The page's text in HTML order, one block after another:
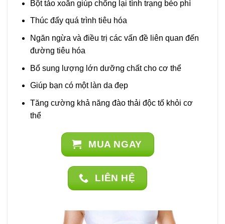
Bột tảo xoắn giúp chống lại tình trạng béo phì
Thúc đẩy quá trình tiêu hóa
Ngăn ngừa và điều trị các vấn đề liên quan đến
đường tiêu hóa
Bổ sung lượng lớn dưỡng chất cho cơ thể
Giúp bạn có một làn da đẹp
Tăng cường khả năng đào thải độc tố khỏi cơ
thể
MUA NGAY
LIÊN HỆ